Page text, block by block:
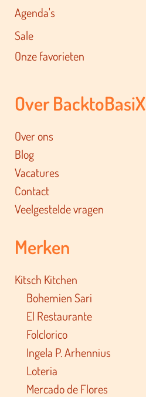
Agenda's
Sale
Onze favorieten
Over BacktoBasiX
Over ons
Blog
Vacatures
Contact
Veelgestelde vragen
Merken
Kitsch Kitchen
Bohemien Sari
El Restaurante
Folclorico
Ingela P. Arhennius
Loteria
Mercado de Flores